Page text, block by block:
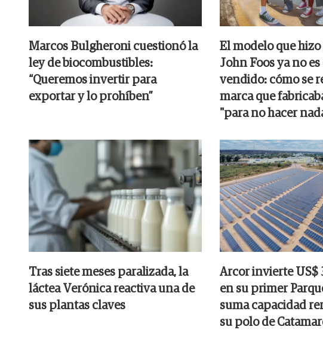
Marcos Bulgheroni cuestionó la
ley de biocombustibles:
“Queremos invertir para
exportar y lo prohíben”
El modelo que hizo
John Foos ya no es
vendido: cómo se
marca que
"para no hacer
Tras siete meses paralizada, la
láctea Verónica reactiva una de
sus plantas claves
Arcor invierte US$
en su primer
suma capacidad
su polo de